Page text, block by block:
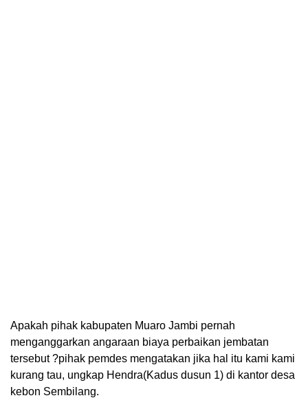
Apakah pihak kabupaten Muaro Jambi pernah
menganggarkan angaraan biaya perbaikan jembatan
tersebut ?pihak pemdes mengatakan jika hal itu kami kami
kurang tau, ungkap Hendra(Kadus dusun 1) di kantor desa
kebon Sembilang.